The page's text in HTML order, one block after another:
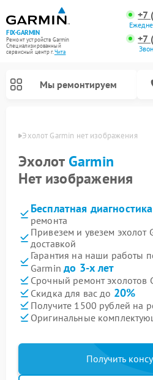
FIX-GARMIN
Ремонт устройств Garmin
Специализированный
cервисный центр г.Чита
+7
+7
Мы ремонтируем
Чите Эхолот Garmin нет изображения
Эхолот Garmin
Нет изображения
Бесплатная диагностика
ремонта
Привезем и увезем эхолот
доставкой
Гарантия на наши работы
Garminдо 3-х лет
Срочный ремонт эхолотов
Скидка для вас до 20%
Получите 1500 рублей на
Оригинальные
Получить